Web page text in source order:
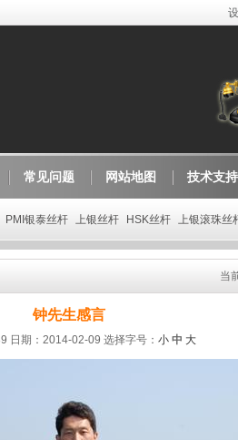
常见问题 网站地图 技术支持
PMI银泰丝杆 上银丝杆 HSK丝杆 上银滚珠丝
当
钟先生感言
日期：2014-02-09 选择字号： 小 中 大